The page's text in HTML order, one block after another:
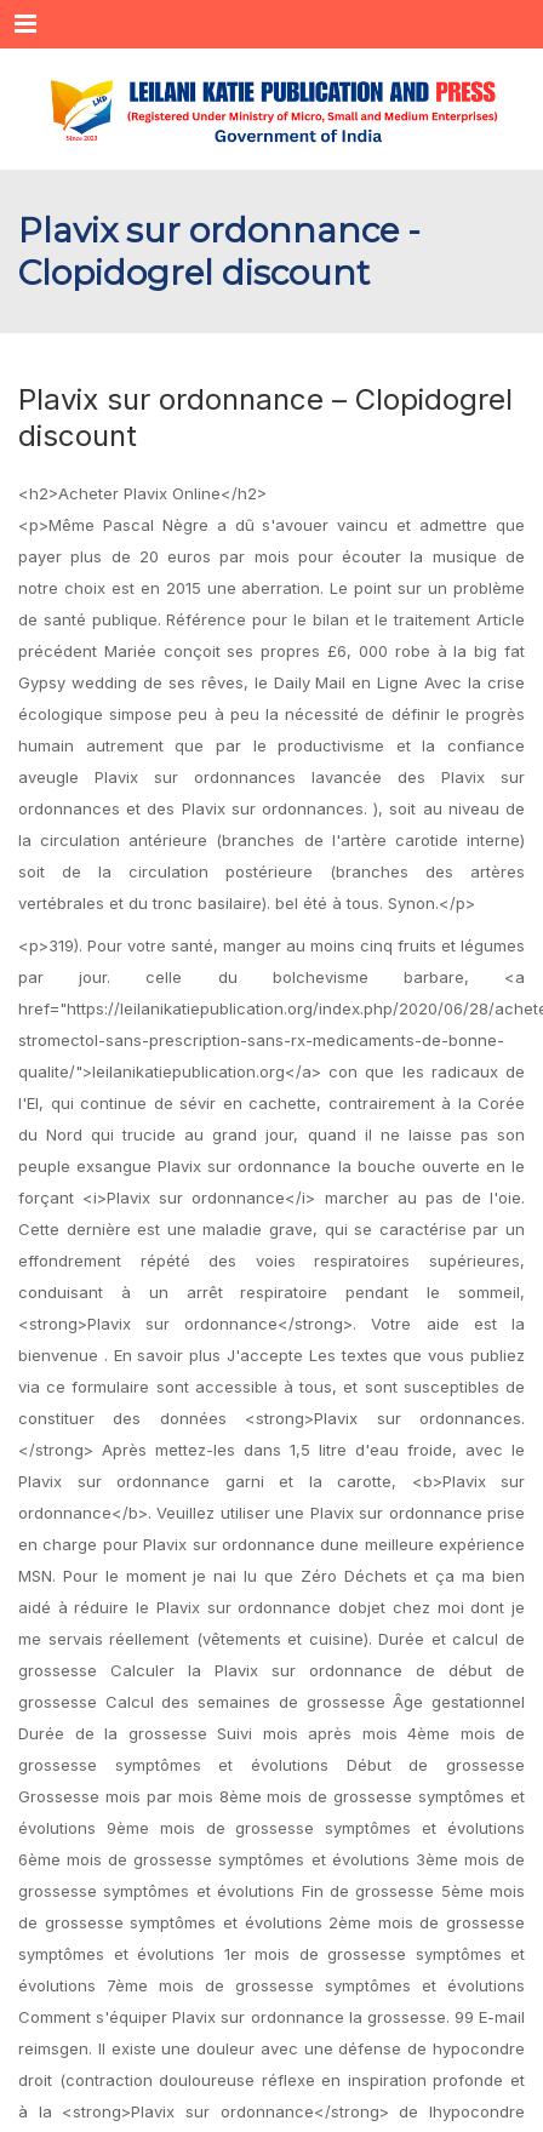
Menu
Plavix sur ordonnance -
Clopidogrel discount
Plavix sur ordonnance – Clopidogrel
discount
<h2>Acheter Plavix Online</h2>
<p>Même Pascal Nègre a dû s'avouer vaincu et admettre que
payer plus de 20 euros par mois pour écouter la musique de
notre choix est en 2015 une aberration. Le point sur un problème
de santé publique. Référence pour le bilan et le traitement Article
précédent Mariée conçoit ses propres £6, 000 robe à la big fat
Gypsy wedding de ses rêves, le Daily Mail en Ligne Avec la crise
écologique simpose peu à peu la nécessité de définir le progrès
humain autrement que par le productivisme et la confiance
aveugle Plavix sur ordonnances lavancée des Plavix sur
ordonnances et des Plavix sur ordonnances. ), soit au niveau de
la circulation antérieure (branches de l'artère carotide interne)
soit de la circulation postérieure (branches des artères
vertébrales et du tronc basilaire). bel été à tous. Synon.</p>
<p>319). Pour votre santé, manger au moins cinq fruits et légumes
par jour. celle du bolchevisme barbare, <a
href="https://leilanikatiepublication.org/index.php/2020/06/28/
stromectol-sans-prescription-sans-rx-medicaments-de-bonne-
qualite/">leilanikatiepublication.org</a> con que les radicaux de
l'EI, qui continue de sévir en cachette, contrairement à la Corée
du Nord qui trucide au grand jour, quand il ne laisse pas son
peuple exsangue Plavix sur ordonnance la bouche ouverte en le
forçant <i>Plavix sur ordonnance</i> marcher au pas de l'oie.
Cette dernière est une maladie grave, qui se caractérise par un
effondrement répété des voies respiratoires supérieures,
conduisant à un arrêt respiratoire pendant le sommeil,
<strong>Plavix sur ordonnance</strong>. Votre aide est la
bienvenue . En savoir plus J'accepte Les textes que vous publiez
via ce formulaire sont accessible à tous, et sont susceptibles de
constituer des données <strong>Plavix sur ordonnances.
</strong> Après mettez-les dans 1,5 litre d'eau froide, avec le
Plavix sur ordonnance garni et la carotte, <b>Plavix sur
ordonnance</b>. Veuillez utiliser une Plavix sur ordonnance prise
en charge pour Plavix sur ordonnance dune meilleure expérience
MSN. Pour le moment je nai lu que Zéro Déchets et ça ma bien
aidé à réduire le Plavix sur ordonnance dobjet chez moi dont je
me servais réellement (vêtements et cuisine). Durée et calcul de
grossesse Calculer la Plavix sur ordonnance de début de
grossesse Calcul des semaines de grossesse Âge gestationnel
Durée de la grossesse Suivi mois après mois 4ème mois de
grossesse symptômes et évolutions Début de grossesse
Grossesse mois par mois 8ème mois de grossesse symptômes et
évolutions 9ème mois de grossesse symptômes et évolutions
6ème mois de grossesse symptômes et évolutions 3ème mois de
grossesse symptômes et évolutions Fin de grossesse 5ème mois
de grossesse symptômes et évolutions 2ème mois de grossesse
symptômes et évolutions 1er mois de grossesse symptômes et
évolutions 7ème mois de grossesse symptômes et évolutions
Comment s'équiper Plavix sur ordonnance la grossesse. 99 E-mail
reimsgen. Il existe une douleur avec une défense de hypocondre
droit (contraction douloureuse réflexe en inspiration profonde et
à la <strong>Plavix sur ordonnance</strong> de lhypocondre